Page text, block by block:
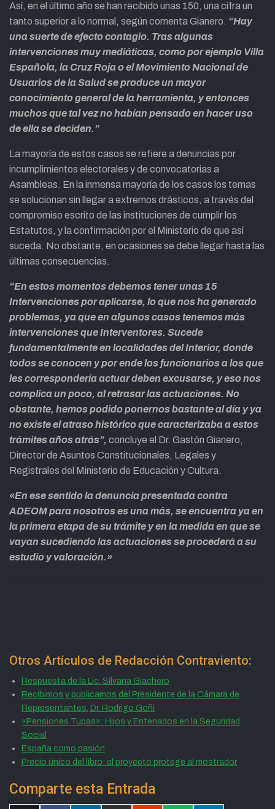
Así, en el último año se han recibido unas 150, una cifra un
tanto superior a lo normal, según comenta Gianero. “Hay
una suerte de efecto contagio. Tras algunas
intervenciones muy mediáticas, como por ejemplo Villa
Española, la Cruz Roja o el Movimiento Nacional de
Usuarios de la Salud se produce un mayor
conocimiento general de la herramienta, y entonces
muchos que tal vez no habían pensado en hacer uso
de ella se deciden.”
La mayoría de estos casos se refiere a denuncias por
incumplimientos electorales y de convocatorias a
Asambleas. En la inmensa mayoría de los casos los temas
se solucionan sin llegar a extremos drásticos, a través del
compromiso escrito de las instituciones de cumplir los
Estatutos, y la confirmación por el Ministerio de que así
suceda. No obstante, en ocasiones se debe llegar hasta las
últimas consecuencias.
“En estos momentos debemos tener unas 15
Intervenciones por aplicarse, lo que nos ha generado
problemas, ya que en algunos casos tenemos más
intervenciones que Interventores. Sucede
fundamentalmente en localidades del Interior, donde
todos se conocen y por ende los funcionarios a los que
les correspondería actuar deben excusarse, y eso nos
complica un poco, al retrasar las actuaciones. No
obstante, hemos podido ponernos bastante al día y ya
no existe el atraso histórico que caracterizaba a estos
trámites años atrás”, concluye el Dr. Gastón Gianero,
Director de Asuntos Constitucionales, Legales y
Registrales del Ministerio de Educación y Cultura.
«En ese sentido la denuncia presentada contra
ADEOM para nosotros es una más, se encuentra ya en
la primera etapa de su trámite y en la medida en que se
vayan sucediendo las actuaciones se procederá a su
estudio y valoración.»
Otros Artículos de Redacción Contraviento:
Respuesta de la Lic. Silvana Giachero
Recibimos y publicamos del Presidente de la Cámara de
Representantes, Dr. Rodrigo Goñi
«Pensiones Tupas»: Hijos y Entenados en la Seguridad
Social
España como pasión
Precio único del libro: el proyecto protege al mostrador
Comparte esta Entrada